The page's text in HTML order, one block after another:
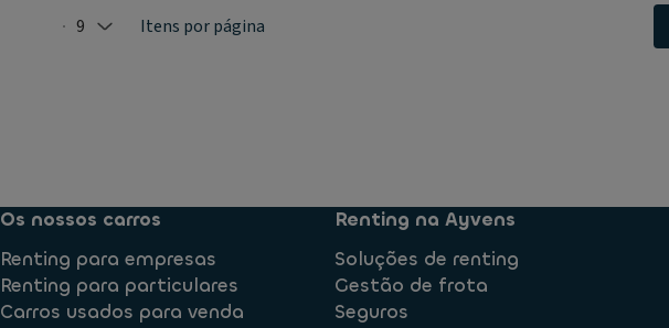
Selected: 9
9 Itens por página
Os nossos carros
Renting para empresas
Renting para particulares
Carros usados para venda
Renting na Ayvens
Soluções de renting
Gestão de frota
Seguros